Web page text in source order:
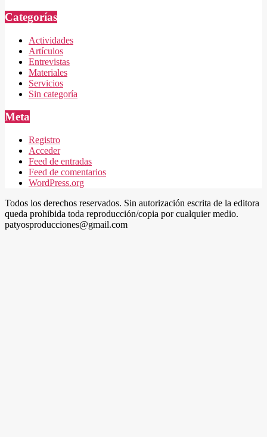
Categorías
Actividades
Artículos
Entrevistas
Materiales
Servicios
Sin categoría
Meta
Registro
Acceder
Feed de entradas
Feed de comentarios
WordPress.org
Todos los derechos reservados. Sin autorización escrita de la editora
queda prohibida toda reproducción/copia por cualquier medio.
patyosproducciones@gmail.com